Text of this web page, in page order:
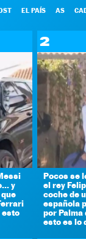
EL PAÍS AS
y
esto
2
Pocos se
el rey
coche de
española
por Palma
esto es lo